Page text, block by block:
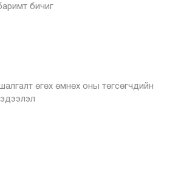
бичиг
өгөх өмнөх оны төгсөгчдийн